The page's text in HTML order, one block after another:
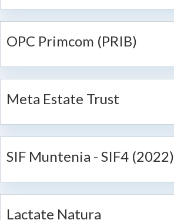
OPC Primcom (PRIB)
Meta Estate Trust
SIF Muntenia - SIF4 (2022)
Lactate Natura